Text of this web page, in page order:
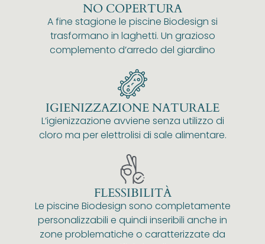
NO COPERTURA
A fine stagione le piscine Biodesign si
trasformano in laghetti. Un grazioso
complemento d’arredo del giardino
IGIENIZZAZIONE NATURALE
L’igienizzazione avviene senza utilizzo di
cloro ma per elettrolisi di sale alimentare.
FLESSIBILITÀ
Le piscine Biodesign sono completamente
personalizzabili e quindi inseribili anche in
zone problematiche o caratterizzate da